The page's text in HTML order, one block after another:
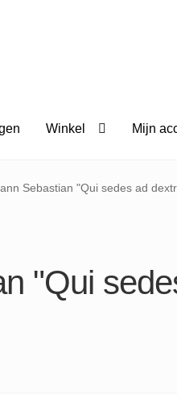
Winkel Mijn
Sebastian ​"Qui sedes ad
​"Qui